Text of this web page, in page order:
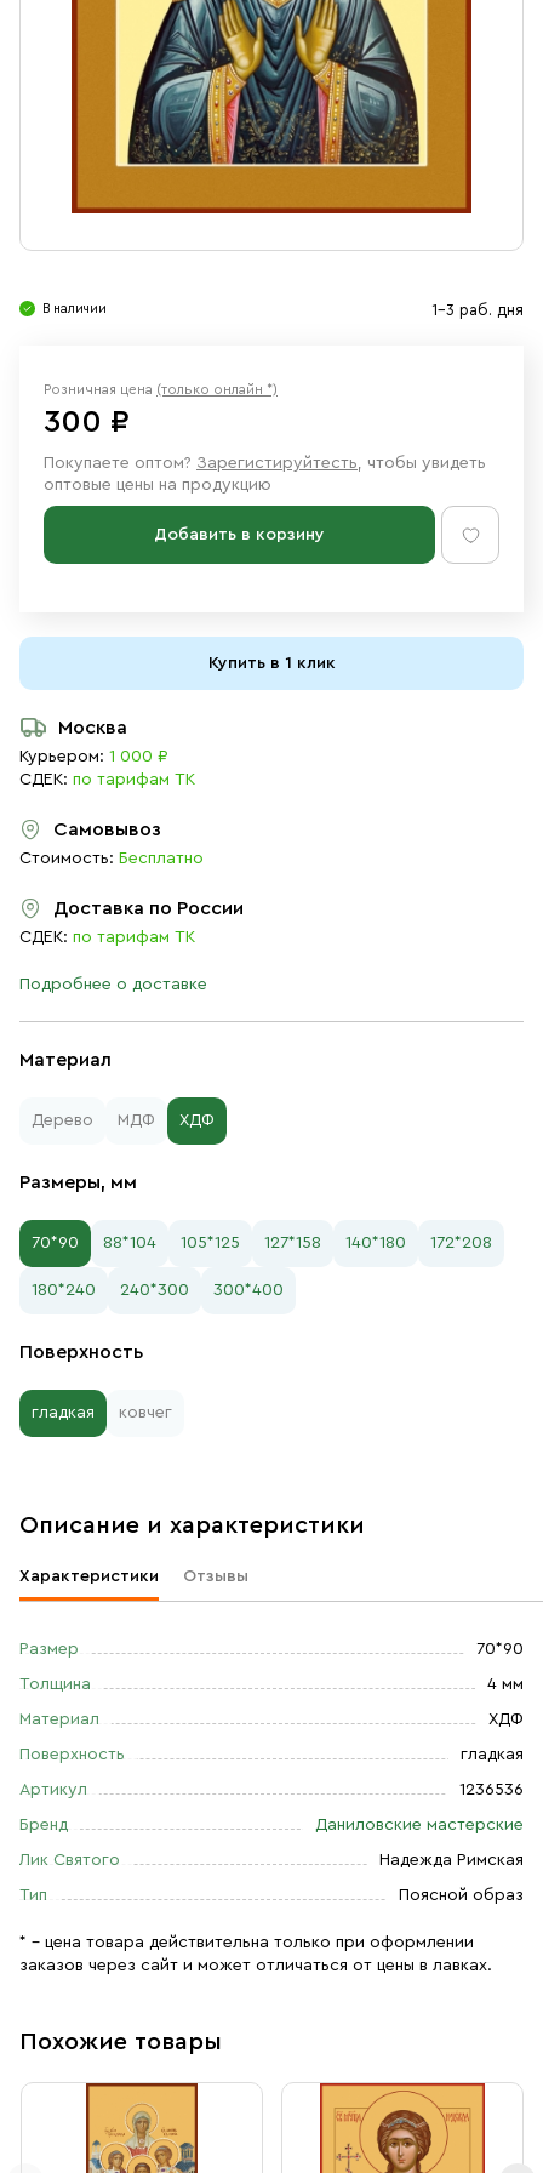
Ювелирные изделия
В наличии 1-3 раб. дня
Материал
Дерево МДФ ХДФ
Размеры, мм
70*90 88*104 105*125 127*158 140*180 172*208
180*240 240*300 300*400
Поверхность
гладкая ковчег
Розничная цена (только онлайн *)
300 ₽
Покупаете оптом? Зарегистируйтесть, чтобы увидеть
оптовые цены на продукцию
Добавить в корзину
Купить в 1 клик
Москва
Курьером: 1 000 ₽
СДЕК: по тарифам ТК
Самовывоз
Стоимость: Бесплатно
Доставка по России
СДЕК: по тарифам ТК
Подробнее о доставке
Описание и характеристики
Характеристики Отзывы
Размер 70*90
Толщина 4 мм
Материал ХДФ
Поверхность гладкая
Артикул 1236536
Бренд Даниловские мастерские
Лик Святого Надежда Римская
Тип Поясной образ
* – цена товара действительна только при оформлении
заказов через сайт и может отличаться от цены в лавках.
Похожие товары